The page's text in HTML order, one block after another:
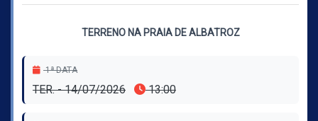
TERRENO NA PRAIA DE ALBATROZ
1ª DATA
TER. - 14/07/2026 13:00